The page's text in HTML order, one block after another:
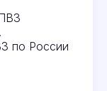
по России